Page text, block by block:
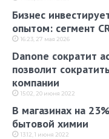
Бизнес
опытом: сегмент
16:23, 27 мая 2026
Danone сократит
позволит
компании
15:02, 20 июня 2022
В магазинах на
бытовой химии
13:12, 1 июня 2022